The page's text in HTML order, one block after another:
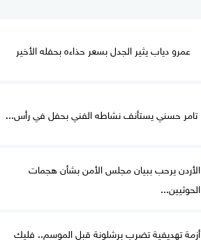
عمرو دياب يثير الجدل بسعر حذاءه بحفله الأخير
تامر حسني يستأنف نشاطه الفني بحفل في رأس...
الأردن يرحب ببيان مجلس الأمن بشأن هجمات
الحوثيين...
أزمة تهديفية تضرب برشلونة قبل الموسم.. فليك